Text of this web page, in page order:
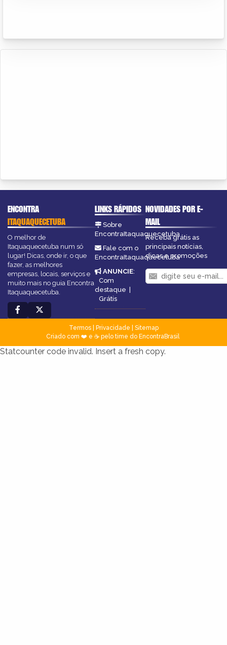
ENCONTRA
ITAQUAQUECETUBA
O melhor de
Itaquaquecetuba num só
lugar! Dicas, onde ir, o que
fazer, as melhores
empresas, locais, serviços e
muito mais no guia Encontra
Itaquaquecetuba.
LINKS RÁPIDOS
Sobre
EncontraItaquaquecetuba
Fale com o
EncontraItaquaquecetuba
ANUNCIE:
Com
destaque |
Grátis
NOVIDADES POR E-
MAIL
Receba grátis as
principais notícias,
dicas e promoções
Termos| Privacidade
Sitemap
Criado com ❤️ e ☕ pelo time do EncontraBrasil
Statcounter code invalid. Insert a fresh copy.